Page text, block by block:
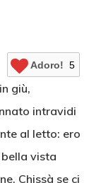
Adoro! 5
giù,
intravidi
al letto: ero
vista
Chissà se ci